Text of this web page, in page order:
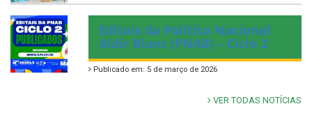
Editais da Política Nacional
Aldir Blanc (PNAB) – Ciclo 2
Publicado em: 5 de março de 2026
VER TODAS NOTÍCIAS